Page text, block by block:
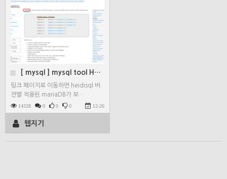
[ mysql ] mysql tool HeidiSQL …
링크 페이지로 이동하면 heidisql 버
젼별 적용된 mariaDB가 보…
14328 0 0 0 12-26
웹지기